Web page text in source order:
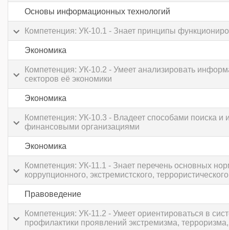
Основы информационных технологий
Компетенция: УК-10.1 - Знает принципы
Экономика
Компетенция: УК-10.2 - Умеет анализировать
секторов её экономики
Экономика
Компетенция: УК-10.3 - Владеет способами поиска
финансовыми организациями
Экономика
Компетенция: УК-11.1 - Знает перечень основных
коррупционного, экстремистского,
Правоведение
Компетенция: УК-11.2 - Умеет ориентироваться в
профилактики проявлений экстремизма,